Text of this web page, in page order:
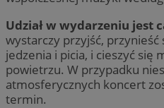
Udział w wydarzeniu jest
wystarczy przyjść, przynieść
jedzenia i picia, i cieszyć się
powietrzu. W przypadku
atmosferycznych koncert
termin.